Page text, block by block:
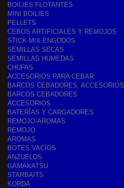
BOILIES FLOTANTES
MINI BOILIES
PELLETS
CEBOS ARTIFICIALES Y REMOJOS
STICK MIX-ENGODOS
SEMILLAS SECAS
SEMILLAS HUMEDAS
CHUFAS
ACCESORIOS PARA CEBAR
BARCOS CEBADORES,
BARCOS CEBADORES
ACCESORIOS
BATERÍAS Y CARGADORES
REMOJO-AROMAS
REMOJO
AROMAS
BOTES VACÍOS
ANZUELOS
GAMAKATSU
STARBAITS
KORDA